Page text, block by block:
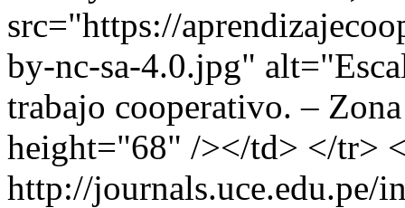
src="https://
by-nc-sa-4.0.jpg"
trabajo cooperativo. –
height="68" /></td> </tr>
http://journals.uce.edu.pe/